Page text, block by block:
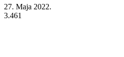
27. Maja 2022.
3.461